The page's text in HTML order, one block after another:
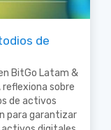
de
BitGo Latam &
reflexiona sobre
de activos
para garantizar